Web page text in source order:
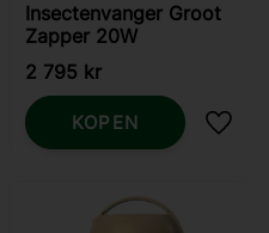
aan favorieten
Insectenvanger Groot
Zapper 20W
2 795 kr
KOPEN